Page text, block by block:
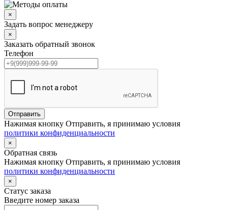
×
Задать вопрос менеджеру
×
Заказать обратный звонок
Телефон
Отправить
Нажимая кнопку Отправить, я принимаю условия
политики конфиденциальности
×
Обратная связь
Нажимая кнопку Отправить, я принимаю условия
политики конфиденциальности
×
Статус заказа
Введите номер заказа